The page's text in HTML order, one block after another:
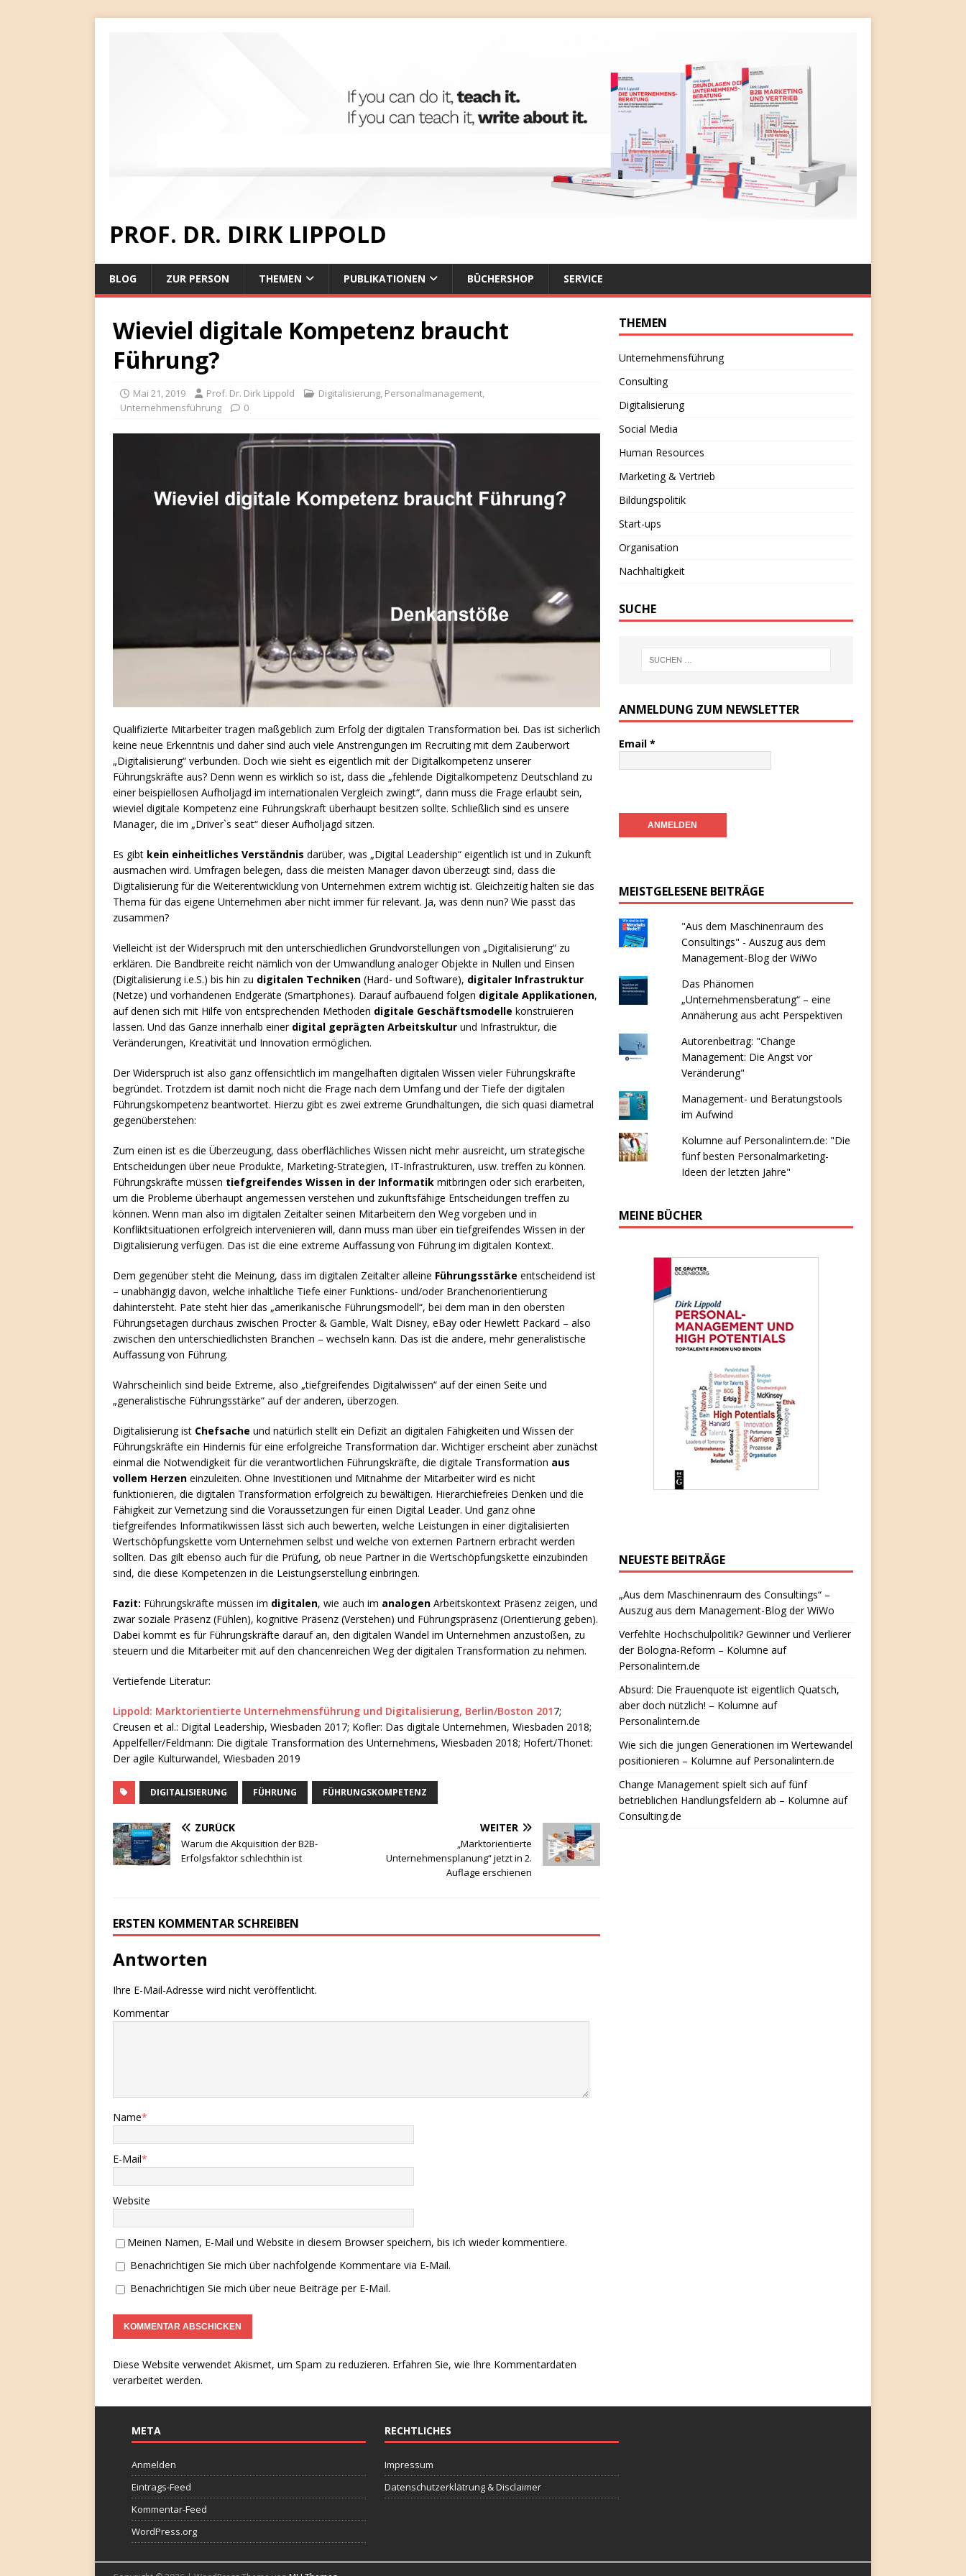
PROF. DR. DIRK LIPPOLD
BLOG ZUR PERSON THEMEN PUBLIKATIONEN BÜCHERSHOP SERVICE
Wieviel digitale Kompetenz braucht
Führung?
Mai 21, 2019 Prof. Dr. Dirk Lippold Digitalisierung, Personalmanagement,
Unternehmensführung
0
Qualifizierte Mitarbeiter tragen maßgeblich zum Erfolg der digitalen Transformation bei. Das ist sicherlich
keine neue Erkenntnis und daher sind auch viele Anstrengungen im Recruiting mit dem Zauberwort
„Digitalisierung“ verbunden. Doch wie sieht es eigentlich mit der Digitalkompetenz unserer
Führungskräfte aus? Denn wenn es wirklich so ist, dass die „fehlende Digitalkompetenz Deutschland zu
einer beispiellosen Aufholjagd im internationalen Vergleich zwingt“, dann muss die Frage erlaubt sein,
wieviel digitale Kompetenz eine Führungskraft überhaupt besitzen sollte. Schließlich sind es unsere
Manager, die im „Driver`s seat“ dieser Aufholjagd sitzen.
Es gibt kein einheitliches Verständnis darüber, was „Digital Leadership“ eigentlich ist und in Zukunft
ausmachen wird. Umfragen belegen, dass die meisten Manager davon überzeugt sind, dass die
Digitalisierung für die Weiterentwicklung von Unternehmen extrem wichtig ist. Gleichzeitig halten sie das
Thema für das eigene Unternehmen aber nicht immer für relevant. Ja, was denn nun? Wie passt das
zusammen?
Vielleicht ist der Widerspruch mit den unterschiedlichen Grundvorstellungen von „Digitalisierung“ zu
erklären. Die Bandbreite reicht nämlich von der Umwandlung analoger Objekte in Nullen und Einsen
(Digitalisierung i.e.S.) bis hin zu digitalen Techniken (Hard- und Software), digitaler Infrastruktur
(Netze) und vorhandenen Endgeräte (Smartphones). Darauf aufbauend folgen digitale Applikationen,
auf denen sich mit Hilfe von entsprechenden Methoden digitale Geschäftsmodelle konstruieren
lassen. Und das Ganze innerhalb einer digital geprägten Arbeitskultur und Infrastruktur, die
Veränderungen, Kreativität und Innovation ermöglichen.
Der Widerspruch ist also ganz offensichtlich im mangelhaften digitalen Wissen vieler Führungskräfte
begründet. Trotzdem ist damit noch nicht die Frage nach dem Umfang und der Tiefe der digitalen
Führungskompetenz beantwortet. Hierzu gibt es zwei extreme Grundhaltungen, die sich quasi diametral
gegenüberstehen:
Zum einen ist es die Überzeugung, dass oberflächliches Wissen nicht mehr ausreicht, um strategische
Entscheidungen über neue Produkte, Marketing-Strategien, IT-Infrastrukturen, usw. treffen zu können.
Führungskräfte müssen tiefgreifendes Wissen in der Informatik mitbringen oder sich erarbeiten,
um die Probleme überhaupt angemessen verstehen und zukunftsfähige Entscheidungen treffen zu
können. Wenn man also im digitalen Zeitalter seinen Mitarbeitern den Weg vorgeben und in
Konfliktsituationen erfolgreich intervenieren will, dann muss man über ein tiefgreifendes Wissen in der
Digitalisierung verfügen. Das ist die eine extreme Auffassung von Führung im digitalen Kontext.
Dem gegenüber steht die Meinung, dass im digitalen Zeitalter alleine Führungsstärke entscheidend ist
– unabhängig davon, welche inhaltliche Tiefe einer Funktions- und/oder Branchenorientierung
dahintersteht. Pate steht hier das „amerikanische Führungsmodell“, bei dem man in den obersten
Führungsetagen durchaus zwischen Procter & Gamble, Walt Disney, eBay oder Hewlett Packard – also
zwischen den unterschiedlichsten Branchen – wechseln kann. Das ist die andere, mehr generalistische
Auffassung von Führung.
Wahrscheinlich sind beide Extreme, also „tiefgreifendes Digitalwissen“ auf der einen Seite und
„generalistische Führungsstärke“ auf der anderen, überzogen.
Digitalisierung ist Chefsache und natürlich stellt ein Defizit an digitalen Fähigkeiten und Wissen der
Führungskräfte ein Hindernis für eine erfolgreiche Transformation dar. Wichtiger erscheint aber zunächst
einmal die Notwendigkeit für die verantwortlichen Führungskräfte, die digitale Transformation aus
vollem Herzen einzuleiten. Ohne Investitionen und Mitnahme der Mitarbeiter wird es nicht
funktionieren, die digitalen Transformation erfolgreich zu bewältigen. Hierarchiefreies Denken und die
Fähigkeit zur Vernetzung sind die Voraussetzungen für einen Digital Leader. Und ganz ohne
tiefgreifendes Informatikwissen lässt sich auch bewerten, welche Leistungen in einer digitalisierten
Wertschöpfungskette vom Unternehmen selbst und welche von externen Partnern erbracht werden
sollten. Das gilt ebenso auch für die Prüfung, ob neue Partner in die Wertschöpfungskette einzubinden
sind, die diese Kompetenzen in die Leistungserstellung einbringen.
Fazit: Führungskräfte müssen im digitalen, wie auch im analogen Arbeitskontext Präsenz zeigen, und
zwar soziale Präsenz (Fühlen), kognitive Präsenz (Verstehen) und Führungspräsenz (Orientierung geben).
Dabei kommt es für Führungskräfte darauf an, den digitalen Wandel im Unternehmen anzustoßen, zu
steuern und die Mitarbeiter mit auf den chancenreichen Weg der digitalen Transformation zu nehmen.
Vertiefende Literatur:
Lippold: Marktorientierte Unternehmensführung und Digitalisierung, Berlin/Boston 2017;
Creusen et al.: Digital Leadership, Wiesbaden 2017; Kofler: Das digitale Unternehmen, Wiesbaden 2018;
Appelfeller/Feldmann: Die digitale Transformation des Unternehmens, Wiesbaden 2018; Hofert/Thonet:
Der agile Kulturwandel, Wiesbaden 2019
DIGITALISIERUNG FÜHRUNG FÜHRUNGSKOMPETENZ
ZURÜCK
Warum die Akquisition der B2B-
Erfolgsfaktor schlechthin ist
WEITER
„Marktorientierte
Unternehmensplanung“ jetzt in 2.
Auflage erschienen
ERSTEN KOMMENTAR SCHREIBEN
Antworten
Ihre E-Mail-Adresse wird nicht veröffentlicht.
Kommentar
Name*
E-Mail*
Website
Meinen Namen, E-Mail und Website in diesem Browser speichern, bis ich wieder kommentiere.
Benachrichtigen Sie mich über nachfolgende Kommentare via E-Mail.
Benachrichtigen Sie mich über neue Beiträge per E-Mail.
Diese Website verwendet Akismet, um Spam zu reduzieren. Erfahren Sie, wie Ihre Kommentardaten
verarbeitet werden.
THEMEN
Unternehmensführung
Consulting
Digitalisierung
Social Media
Human Resources
Marketing & Vertrieb
Bildungspolitik
Start-ups
Organisation
Nachhaltigkeit
SUCHE
ANMELDUNG ZUM NEWSLETTER
Email *
MEISTGELESENE BEITRÄGE
"Aus dem Maschinenraum des
Consultings" - Auszug aus dem
Management-Blog der WiWo
Das Phänomen
„Unternehmensberatung“ – eine
Annäherung aus acht Perspektiven
Autorenbeitrag: "Change
Management: Die Angst vor
Veränderung"
Management- und Beratungstools
im Aufwind
Kolumne auf Personalintern.de: "Die
fünf besten Personalmarketing-
Ideen der letzten Jahre"
MEINE BÜCHER
NEUESTE BEITRÄGE
„Aus dem Maschinenraum des Consultings“ –
Auszug aus dem Management-Blog der WiWo
Verfehlte Hochschulpolitik? Gewinner und Verlierer
der Bologna-Reform – Kolumne auf
Personalintern.de
Absurd: Die Frauenquote ist eigentlich Quatsch,
aber doch nützlich! – Kolumne auf
Personalintern.de
Wie sich die jungen Generationen im Wertewandel
positionieren – Kolumne auf Personalintern.de
Change Management spielt sich auf fünf
betrieblichen Handlungsfeldern ab – Kolumne auf
Consulting.de
META
Anmelden
Eintrags-Feed
Kommentar-Feed
WordPress.org
RECHTLICHES
Impressum
Datenschutzerklätrung & Disclaimer